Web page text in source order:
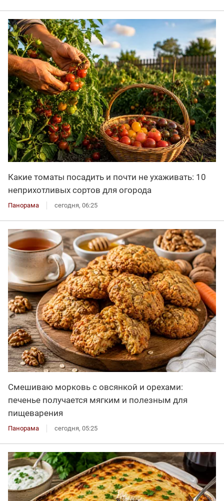
Какие томаты посадить и почти не ухаживать: 10
неприхотливых сортов для огорода
Панорама сегодня, 06:25
Смешиваю морковь с овсянкой и орехами:
печенье получается мягким и полезным для
пищеварения
Панорама сегодня, 05:25